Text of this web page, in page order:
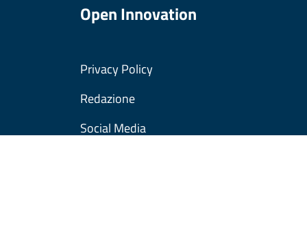
Open Innovation
Privacy Policy
Redazione
Social Media